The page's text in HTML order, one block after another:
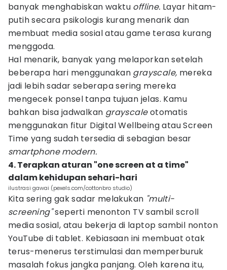
banyak menghabiskan waktu offline. Layar hitam-
putih secara psikologis kurang menarik dan
membuat media sosial atau game terasa kurang
menggoda.
Hal menarik, banyak yang melaporkan setelah
beberapa hari menggunakan grayscale, mereka
jadi lebih sadar seberapa sering mereka
mengecek ponsel tanpa tujuan jelas. Kamu
bahkan bisa jadwalkan grayscaleotomatis
menggunakan fitur Digital Wellbeing atau Screen
Time yang sudah tersedia di sebagian besar
smartphone modern.
4. Terapkan aturan "one screen at a time"
dalam kehidupan sehari-hari
ilustrasi gawai (pexels.com/cottonbro studio)
Kita sering gak sadar melakukan "multi-
screening"seperti menonton TV sambil scroll
media sosial, atau bekerja di laptop sambil nonton
YouTube di tablet. Kebiasaan ini membuat otak
terus-menerus terstimulasi dan memperburuk
masalah fokus jangka panjang. Oleh karena itu,